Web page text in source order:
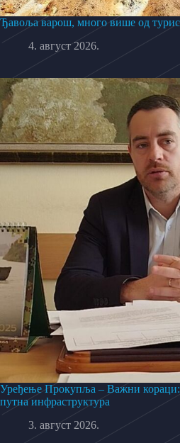
Ђавоља варош, много више од
4. август 2026.
Уређење Прокупља – Важни
путна инфраструктура
3. август 2026.